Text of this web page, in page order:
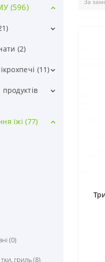
(596)
(2)
(11)
(8)
(8)
(0)
їжі (77)
(0)
гриль (8)